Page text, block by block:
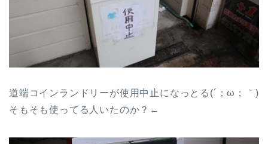
道端コインランドリーが使用中止になっとる(´；ω；｀)
そもそも使ってる人いたのか？←